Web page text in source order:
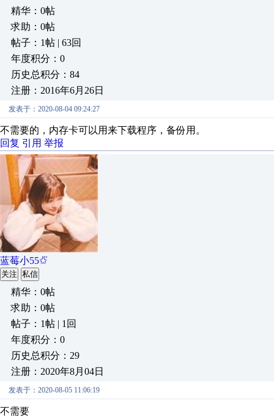
精华：0帖
求助：0帖
帖子：1帖 | 63回
年度积分：0
历史总积分：84
注册：2016年6月26日
发表于：2020-08-04 09:24:27
不需要的，内存卡可以用来下载程序，备份用。
回复 引用 举报
蓝莓小55✩⃛
关注 私信
精华：0帖
求助：0帖
帖子：1帖 | 1回
年度积分：0
历史总积分：29
注册：2020年8月04日
发表于：2020-08-05 11:06:19
不需要